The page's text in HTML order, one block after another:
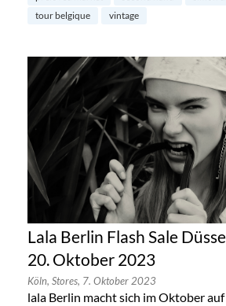
tour belgique
vintage
Lala Berlin Flash Sale
20. Oktober 2023
Köln, Stores, 7. Oktober 2023
lala Berlin macht sich im Oktober